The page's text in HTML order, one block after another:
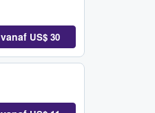
vanaf US$ 30